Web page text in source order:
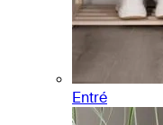
Entré